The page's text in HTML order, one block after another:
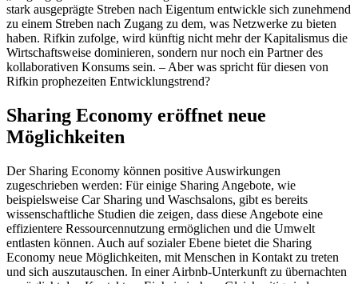
stark ausgeprägte Streben nach Eigentum entwickle sich zunehmend
zu einem Streben nach Zugang zu dem, was Netzwerke zu bieten
haben. Rifkin zufolge, wird künftig nicht mehr der Kapitalismus die
Wirtschaftsweise dominieren, sondern nur noch ein Partner des
kollaborativen Konsums sein. – Aber was spricht für diesen von
Rifkin prophezeiten Entwicklungstrend?
Sharing Economy eröffnet neue
Möglichkeiten
Der Sharing Economy können positive Auswirkungen
zugeschrieben werden: Für einige Sharing Angebote, wie
beispielsweise Car Sharing und Waschsalons, gibt es bereits
wissenschaftliche Studien die zeigen, dass diese Angebote eine
effizientere Ressourcennutzung ermöglichen und die Umwelt
entlasten können. Auch auf sozialer Ebene bietet die Sharing
Economy neue Möglichkeiten, mit Menschen in Kontakt zu treten
und sich auszutauschen. In einer Airbnb-Unterkunft zu übernachten